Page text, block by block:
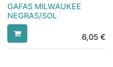
GAFAS MILWAUKEE
NEGRAS/SOL
6,05 €